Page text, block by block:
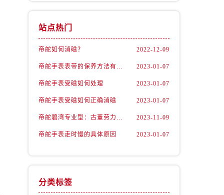
站点热门
帝舵如何消磁？ 2022-12-09
帝舵手表表带的保养方法有哪些？ 2023-01-07
帝舵手表受磁如何处理 2023-01-07
帝舵手表受磁如何正确消磁 2023-01-07
帝舵碧湾专业型：古董劳力士的“转世重生” 2023-11-09
帝舵手表走时慢的具体原因 2023-01-07
分类标签